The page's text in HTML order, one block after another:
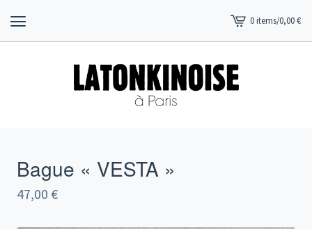
View
cart
0 items/0,00€
Bague « VESTA »
47,00 €